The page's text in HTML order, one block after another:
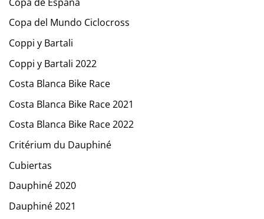
Copa del Mundo Ciclocross
Coppi y Bartali
Coppi y Bartali 2022
Costa Blanca Bike Race
Costa Blanca Bike Race 2021
Costa Blanca Bike Race 2022
Critérium du Dauphiné
Cubiertas
Dauphiné 2020
Dauphiné 2021